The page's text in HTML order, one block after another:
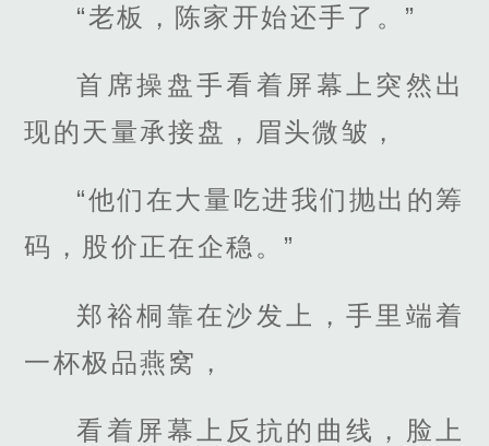
“老板，陈家开始还手了。”
首席操盘手看着屏幕上突然出
现的天量承接盘，眉头微皱，
“他们在大量吃进我们抛出的筹
码，股价正在企稳。”
郑裕桐靠在沙发上，手里端着
一杯极品燕窝，
看着屏幕上反抗的曲线，脸上